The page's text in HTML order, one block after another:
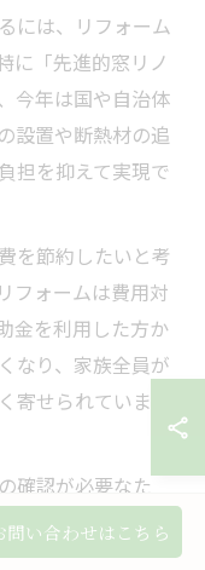
には、リフォーム
に「先進的窓リノ
今年は国や自治体
設置や断熱材の追
担を抑えて実現で
を節約したいと考
フォームは費用対
金を利用した方か
なり、家族全員が
寄せられていま
確認が必要なた
することが成功の
のミスマッチを防
問い合わせはこちら